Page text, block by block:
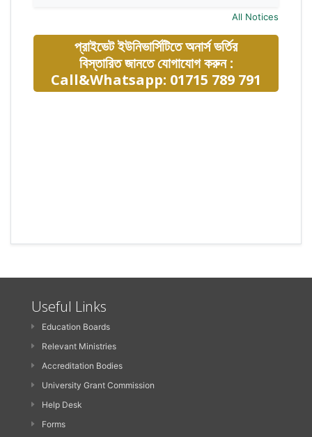
All Notices
প্রাইভেট ইউনিভার্সিটিতে অনার্স ভর্তির
বিস্তারিত জানতে যোগাযোগ করুন :
Call&Whatsapp: 01715 789 791
Useful Links
Education Boards
Relevant Ministries
Accreditation Bodies
University Grant Commission
Help Desk
Forms